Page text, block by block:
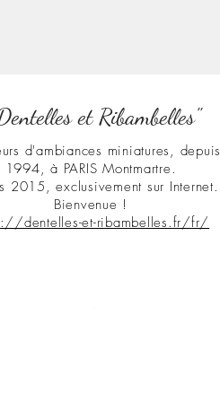
et Ribambelles"
d'ambiances miniatures, depuis
1994, à PARIS Montmartre.
2015, exclusivement sur Internet.
Bienvenue !
dentelles-et-ribambelles.fr/fr/